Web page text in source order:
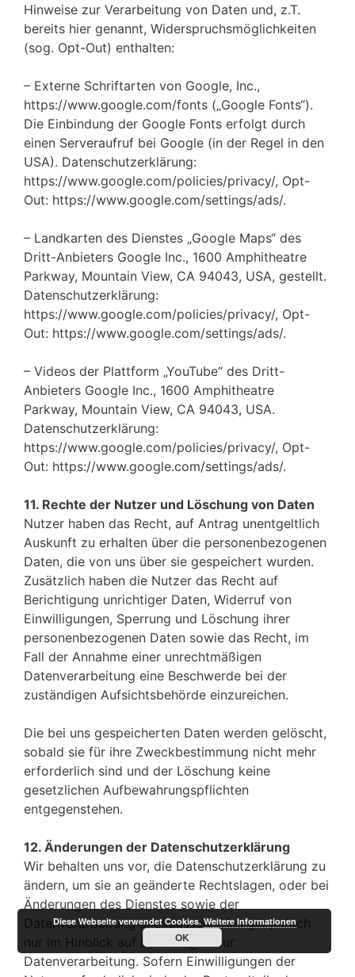
Hinweise zur Verarbeitung von Daten und, z.T.
bereits hier genannt, Widerspruchsmöglichkeiten
(sog. Opt-Out) enthalten:
– Externe Schriftarten von Google, Inc.,
https://www.google.com/fonts („Google Fonts“).
Die Einbindung der Google Fonts erfolgt durch
einen Serveraufruf bei Google (in der Regel in den
USA). Datenschutzerklärung:
https://www.google.com/policies/privacy/, Opt-
Out: https://www.google.com/settings/ads/.
– Landkarten des Dienstes „Google Maps“ des
Dritt-Anbieters Google Inc., 1600 Amphitheatre
Parkway, Mountain View, CA 94043, USA, gestellt.
Datenschutzerklärung:
https://www.google.com/policies/privacy/, Opt-
Out: https://www.google.com/settings/ads/.
– Videos der Plattform „YouTube“ des Dritt-
Anbieters Google Inc., 1600 Amphitheatre
Parkway, Mountain View, CA 94043, USA.
Datenschutzerklärung:
https://www.google.com/policies/privacy/, Opt-
Out: https://www.google.com/settings/ads/.
11. Rechte der Nutzer und Löschung von Daten
Nutzer haben das Recht, auf Antrag unentgeltlich
Auskunft zu erhalten über die personenbezogenen
Daten, die von uns über sie gespeichert wurden.
Zusätzlich haben die Nutzer das Recht auf
Berichtigung unrichtiger Daten, Widerruf von
Einwilligungen, Sperrung und Löschung ihrer
personenbezogenen Daten sowie das Recht, im
Fall der Annahme einer unrechtmäßigen
Datenverarbeitung eine Beschwerde bei der
zuständigen Aufsichtsbehörde einzureichen.
Die bei uns gespeicherten Daten werden gelöscht,
sobald sie für ihre Zweckbestimmung nicht mehr
erforderlich sind und der Löschung keine
gesetzlichen Aufbewahrungspflichten
entgegenstehen.
12. Änderungen der Datenschutzerklärung
Wir behalten uns vor, die Datenschutzerklärung zu
ändern, um sie an geänderte Rechtslagen, oder bei
Änderungen des Dienstes sowie der
Datenverarbeitung anzupassen. Dies gilt jedoch
nur im Hinblick auf Erklärungen zur
Datenverarbeitung. Sofern Einwilligungen der
Diese Webseite verwendet Cookies.Weitere Informationen
OK